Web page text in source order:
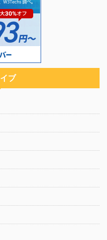
ブ